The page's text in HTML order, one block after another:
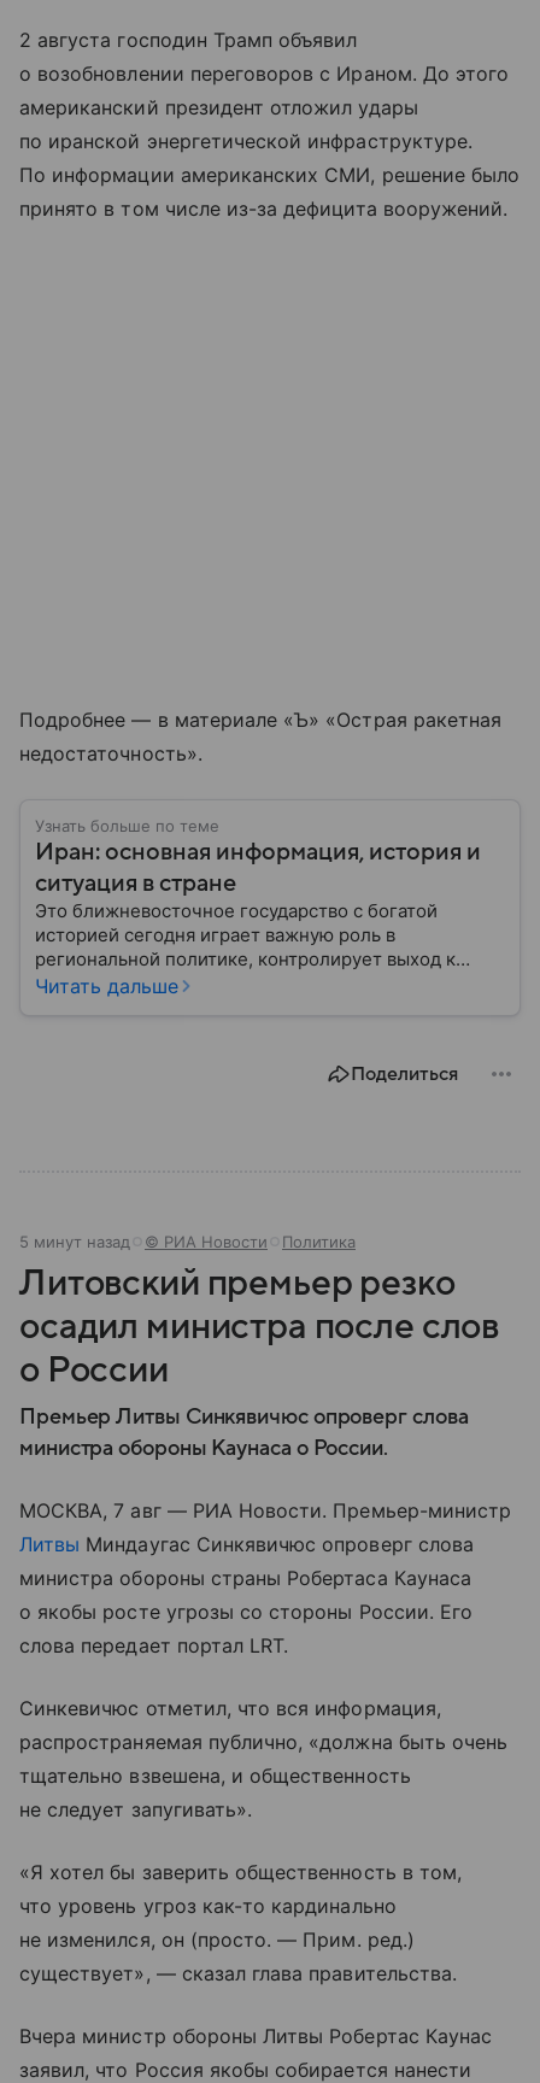
2 августа господин Трамп объявил
о возобновлении переговоров с Ираном. До этого
американский президент отложил удары
по иранской энергетической инфраструктуре.
По информации американских СМИ, решение было
принято в том числе из-за дефицита вооружений.
Подробнее — в материале «Ъ» «Острая ракетная
недостаточность».
Узнать больше по теме
Иран: основная информация, история и
ситуация в стране
Это ближневосточное государство с богатой
историей сегодня играет важную роль в
региональной политике, контролирует выход к
Персидскому заливу и Ормузскому проливу, а также
Читать дальше
Поделиться
5 минут назад © РИА Новости Политика
Литовский премьер резко
осадил министра после слов
о России
Премьер Литвы Синкявичюс опроверг слова
министра обороны Каунаса о России.
МОСКВА, 7 авг — РИА Новости. Премьер-министр
Литвы Миндаугас Синкявичюс опроверг слова
министра обороны страны Робертаса Каунаса
о якобы росте угрозы со стороны России. Его
слова передает портал LRT.
Синкевичюс отметил, что вся информация,
распространяемая публично, «должна быть очень
тщательно взвешена, и общественность
не следует запугивать».
«Я хотел бы заверить общественность в том,
что уровень угроз как-то кардинально
не изменился, он (просто. — Прим. ред.)
существует», — сказал глава правительства.
Вчера министр обороны Литвы Робертас Каунас
заявил, что Россия якобы собирается нанести